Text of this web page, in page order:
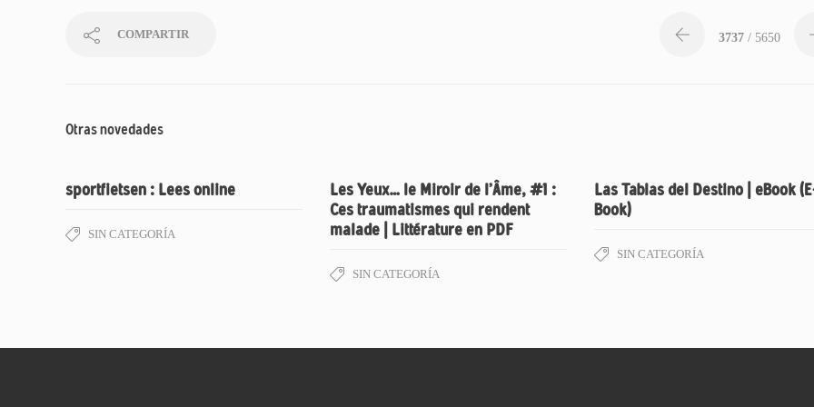
COMPARTIR 3737 / 5650
Otras novedades
sportfietsen : Lees online
SIN CATEGORÍA
Les Yeux… le Miroir de l’Âme, #1 :
Ces traumatismes qui rendent
malade | Littérature en PDF
SIN CATEGORÍA
Las Tablas del Destino | eBook
Book)
SIN CATEGORÍA